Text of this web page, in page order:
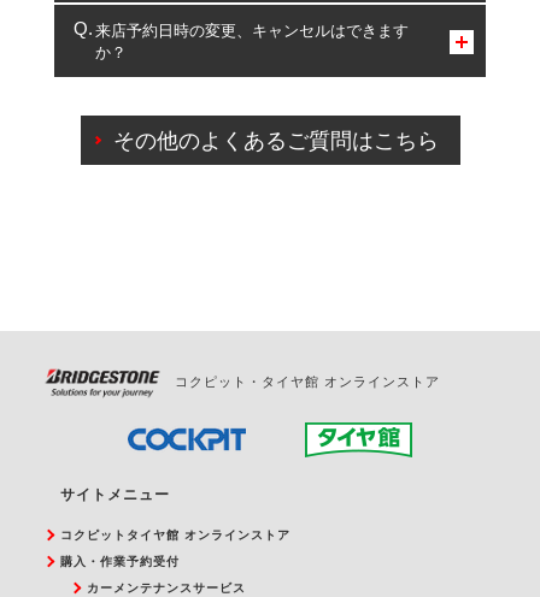
複数サービスのご予約は可能です。
一部の商品・サービスの組み合わせに限り、同時にご予約が
出来ないものもございます。
来店予約日時の変更、キャンセルはできます
か？
ご来店予約日の3営業日前を過ぎている場合のご予約
の日時変更につきましては、直接ご予約の店舗まで
その他のよくあるご質問はこちら
コクピット・タイヤ館 オンラインストア
サイトメニュー
コクピットタイヤ館 オンラインストア
購入・作業予約受付
カーメンテナンスサービス